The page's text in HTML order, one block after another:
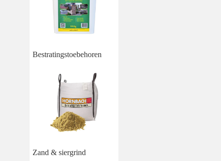
Bestratingstoebehoren
Zand & siergrind